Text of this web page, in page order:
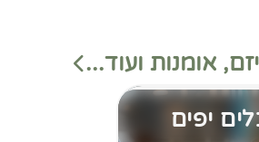
אומנות ועוד...
יפים